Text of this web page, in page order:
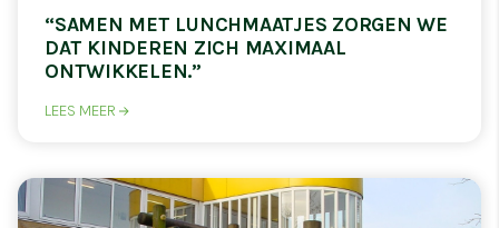
“SAMEN MET LUNCHMAATJES ZORGEN WE
DAT KINDEREN ZICH MAXIMAAL
ONTWIKKELEN.”
LEES MEER